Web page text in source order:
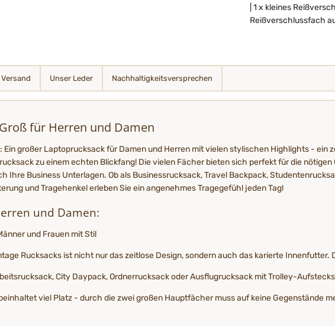
| 1 x kleines
Reißverschlussfach
Unser Leder Nachhaltigkeits­­­versprechen
Groß für Herren und Damen
Ein großer Laptoprucksack für Damen und Herren mit vielen stylischen Highlights -
zu einem echten Blickfang! Die vielen Fächer bieten sich perfekt für die
Ihre Business Unterlagen. Ob als Businessrucksack, Travel Backpack,
und Tragehenkel erleben Sie ein angenehmes Tragegefühl jeden Tag!
und Damen:
und Frauen mit Stil
Rucksacks ist nicht nur das zeitlose Design, sondern auch das karierte
City Daypack, Ordnerrucksack oder Ausflugrucksack mit Trolley-
viel Platz - durch die zwei großen Hauptfächer muss auf keine Gegenstände